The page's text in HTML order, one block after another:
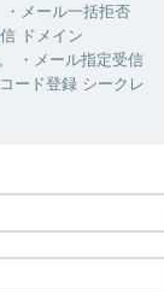
メール一括拒否
ドメイン
・メール指定受信
ード登録 シークレ